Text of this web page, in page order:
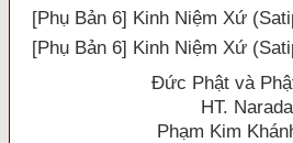
[Phụ Bản 6] Kinh Niệm Xứ
[Phụ Bản 6] Kinh Niệm Xứ
Đức Phật và
HT. Narada
Phạm Kim